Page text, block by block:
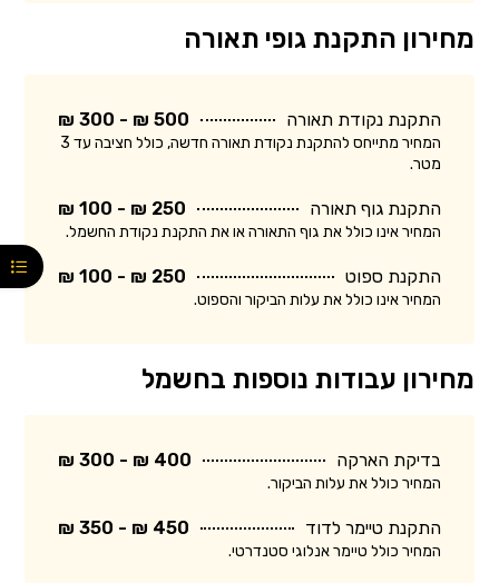
מחירון התקנת גופי תאורה
התקנת נקודת תאורה 500 ₪ - 300 ₪
המחיר מתייחס להתקנת נקודת תאורה חדשה, כולל חציבה עד 3
מטר.
התקנת גוף תאורה 250 ₪ - 100 ₪
המחיר אינו כולל את גוף התאורה או את התקנת נקודת החשמל.
התקנת ספוט 250 ₪ - 100 ₪
המחיר אינו כולל את עלות הביקור והספוט.
מחירון עבודות נוספות בחשמל
בדיקת הארקה 400 ₪ - 300 ₪
המחיר כולל את עלות הביקור.
התקנת טיימר לדוד 450 ₪ - 350 ₪
המחיר כולל טיימר אנלוגי סטנדרטי.